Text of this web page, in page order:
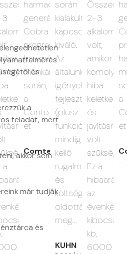
és
a
feladat, mert
akkor sem
már tudják
és